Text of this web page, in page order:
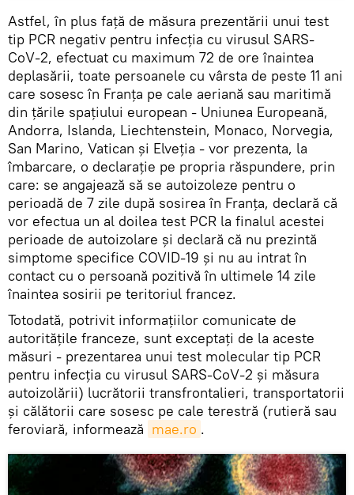
Astfel, în plus față de măsura prezentării unui test
tip PCR negativ pentru infecția cu virusul SARS-
CoV-2, efectuat cu maximum 72 de ore înaintea
deplasării, toate persoanele cu vârsta de peste 11 ani
care sosesc în Franța pe cale aeriană sau maritimă
din țările spațiului european - Uniunea Europeană,
Andorra, Islanda, Liechtenstein, Monaco, Norvegia,
San Marino, Vatican și Elveția - vor prezenta, la
îmbarcare, o declarație pe propria răspundere, prin
care: se angajează să se autoizoleze pentru o
perioadă de 7 zile după sosirea în Franța, declară că
vor efectua un al doilea test PCR la finalul acestei
perioade de autoizolare și declară că nu prezintă
simptome specifice COVID-19 și nu au intrat în
contact cu o persoană pozitivă în ultimele 14 zile
înaintea sosirii pe teritoriul francez.
Totodată, potrivit informațiilor comunicate de
autoritățile franceze, sunt exceptați de la aceste
măsuri - prezentarea unui test molecular tip PCR
pentru infecția cu virusul SARS-CoV-2 și măsura
autoizolării) lucrătorii transfrontalieri, transportatorii
și călătorii care sosesc pe cale terestră (rutieră sau
feroviară, informează mae.ro .